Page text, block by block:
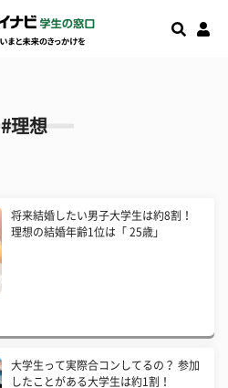
#理想
将来結婚したい男子大学生は約8割！
理想の結婚年齢1位は「 25歳」
大学生って実際合コンしてるの？ 参加
したことがある大学生は約1割！